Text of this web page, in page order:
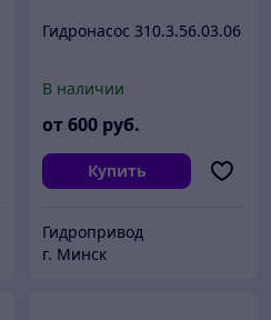
Гидронасос 310.3.56.03.06
В наличии
от600 руб.
Купить
Гидропривод
г. Минск